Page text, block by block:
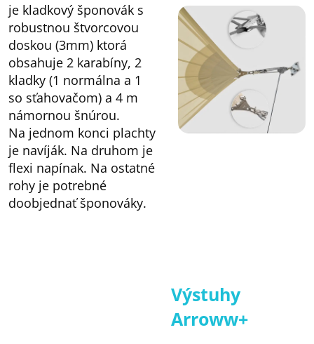
je kladkový šponovák s
robustnou štvorcovou
doskou (3mm) ktorá
obsahuje 2 karabíny, 2
kladky (1 normálna a 1
so sťahovačom) a 4 m
námornou šnúrou.
Na jednom konci plachty
je navíják. Na druhom je
flexi napínak. Na ostatné
rohy je potrebné
doobjednať šponováky.
Výstuhy
Arroww+